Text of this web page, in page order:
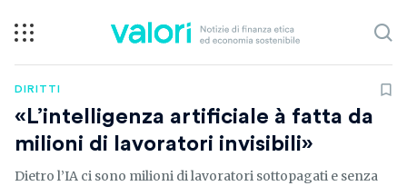
DIRITTI
«L’intelligenza artificiale à fatta da
milioni di lavoratori invisibili»
Dietro l’IA ci sono milioni di lavoratori sottopagati e senza